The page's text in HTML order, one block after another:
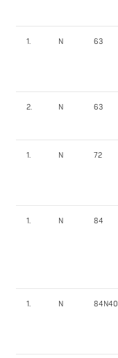
1. N 63
2. N 63
1. N 72
1. N 84
1. N 84N40